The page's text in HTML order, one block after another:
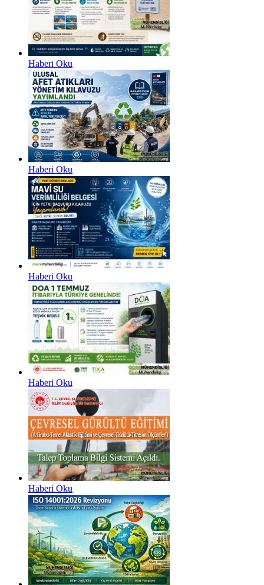
Haberi Oku
Haberi Oku
Haberi Oku
Haberi Oku
Haberi Oku